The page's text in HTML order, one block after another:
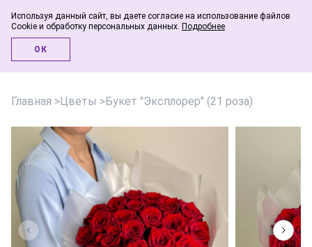
Главная >Цветы >Букет "Эксплорер" (21 роза)
Используя данный сайт, вы даете согласие на использование файлов
Cookie и обработку персональных данных. Подробнее
ОК